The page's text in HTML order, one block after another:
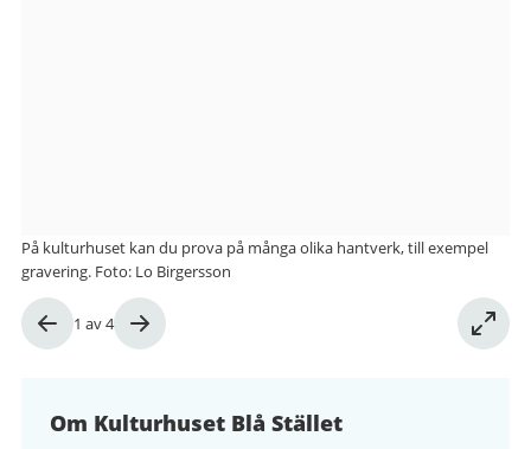
Bild
1 av4
På kulturhuset kan du prova på många olika hantverk, till exempel
gravering. Foto: Lo Birgersson
Om Kulturhuset Blå Stället